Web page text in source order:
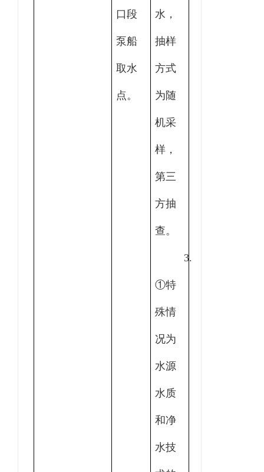
口段
泵船
取水
点。
水，
抽样
方式
为随
机采
样，
第三
方抽
查。
3.
①特
殊情
况为
水源
水质
和净
水技